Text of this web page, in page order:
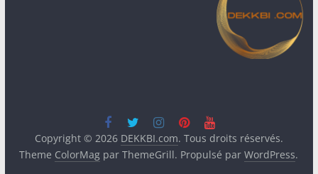
Copyright © 2026 DEKKBI.com. Tous droits réservés.
Theme ColorMag par ThemeGrill. Propulsé parWordPress.